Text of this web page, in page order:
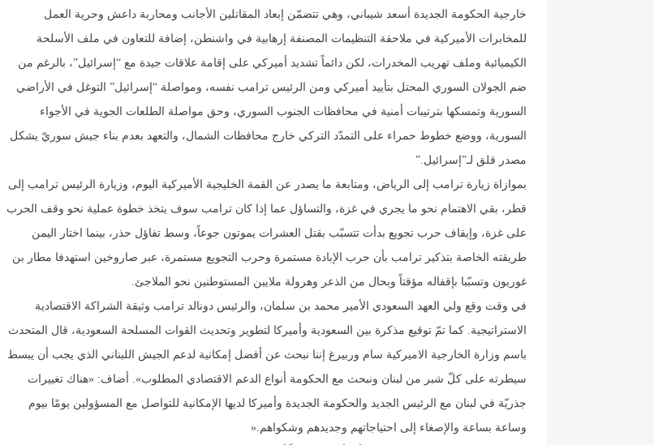
خارجية الحكومة الجديدة أسعد شيباني، وهي تتضمّن إبعاد المقاتلين الأجانب ومحاربة داعش وحرية العمل
للمخابرات الأميركية في ملاحقة التنظيمات المصنفة إرهابية في واشنطن، إضافة للتعاون في ملف الأسلحة
الكيميائية وملف تهريب المخدرات، لكن دائماً تشديد أميركي على إقامة علاقات جيدة مع “إسرائيل”، بالرغم من
ضم الجولان السوري المحتل بتأييد أميركي ومن الرئيس ترامب نفسه، ومواصلة “إسرائيل” التوغل في الأراضي
السورية وتمسكها بترتيبات أمنية في محافظات الجنوب السوري، وحق مواصلة الطلعات الجوية في الأجواء
السورية، ووضع خطوط حمراء على التمدّد التركي خارج محافظات الشمال، والتعهد بعدم بناء جيش سوريّ يشكل
مصدر قلق لـ”إسرائيل”.
بموازاة زيارة ترامب إلى الرياض، ومتابعة ما يصدر عن القمة الخليجية الأميركية اليوم، وزيارة الرئيس ترامب إلى
قطر، بقي الاهتمام نحو ما يجري في غزة، والتساؤل عما إذا كان ترامب سوف يتخذ خطوة عملية نحو وقف الحرب
على غزة، وإيقاف حرب تجويع بدأت تتسبّب بقتل العشرات يموتون جوعاً، وسط تفاؤل حذر، بينما اختار اليمن
طريقته الخاصة بتذكير ترامب بأن حرب الإبادة مستمرة وحرب التجويع مستمرة، عبر صاروخين استهدفا مطار بن
غوريون وتسبّبا بإقفاله مؤقتاً وبحال من الذعر وهرولة ملايين المستوطنين نحو الملاجئ.
في وقت وقع ولي العهد السعودي الأمير محمد بن سلمان، والرئيس دونالد ترامب وثيقة الشراكة الاقتصادية
الاستراتيجية. كما تمّ توقيع مذكرة بين السعودية وأميركا لتطوير وتحديث القوات المسلحة السعودية، قال المتحدث
باسم وزارة الخارجية الاميركية سام وربيرغ إننا نبحث عن أفضل إمكانية لدعم الجيش اللبناني الذي يجب أن يبسط
سيطرته على كلّ شبر من لبنان ونبحث مع الحكومة أنواع الدعم الاقتصادي المطلوب». أضاف: «هناك تغييرات
جذريّة في لبنان مع الرئيس الجديد والحكومة الجديدة وأميركا لديها الإمكانية للتواصل مع المسؤولين يومًا بيوم
وساعة بساعة والإصغاء إلى احتياجاتهم وجديدهم وشكواهم».